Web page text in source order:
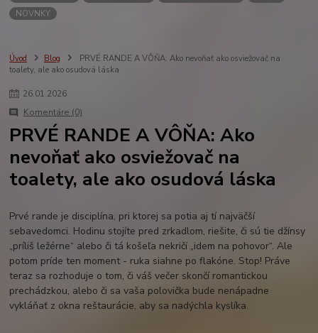
NOVNKY
Úvod Blog
PRVÉ RANDE A VÔŇA: Ako nevoňať ako osviežovač na
toalety, ale ako osudová láska
26.01.2026
Komentáre (0)
PRVÉ RANDE A VÔŇA: Ako
nevoňať ako osviežovač na
toalety, ale ako osudová láska
Prvé rande je disciplína, pri ktorej sa potia aj tí najväčší
sebavedomci. Hodinu stojíte pred zrkadlom, riešite, či sú tie džínsy
„príliš ležérne“ alebo či tá košeľa nekričí „idem na pohovor“. Ale
potom príde ten moment - ruka siahne po flakóne. Stop! Práve
teraz sa rozhoduje o tom, či váš večer skončí romantickou
prechádzkou, alebo či sa vaša polovička bude nenápadne
vykláňať z okna reštaurácie, aby sa nadýchla kyslíka.